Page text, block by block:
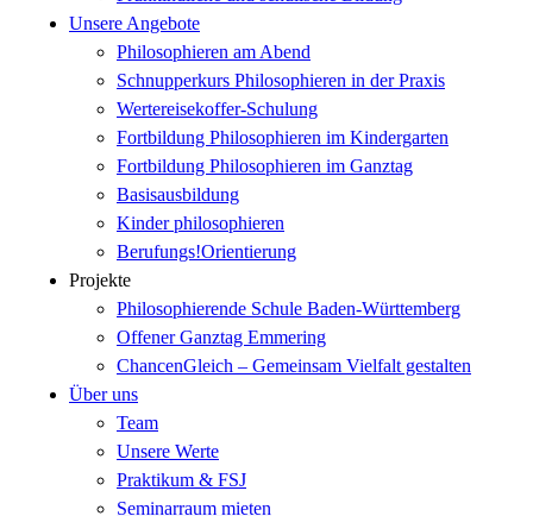
Unsere Angebote
Philosophieren am Abend
Schnupperkurs Philosophieren in der Praxis
Wertereisekoffer-Schulung
Fortbildung Philosophieren im Kindergarten
Fortbildung Philosophieren im Ganztag
Basisausbildung
Kinder philosophieren
Berufungs!Orientierung
Projekte
Philosophierende Schule Baden-Württemberg
Offener Ganztag Emmering
ChancenGleich – Gemeinsam Vielfalt gestalten
Über uns
Team
Unsere Werte
Praktikum & FSJ
Seminarraum mieten